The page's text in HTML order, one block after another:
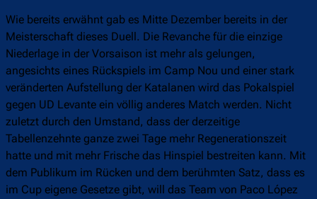
Wie bereits erwähnt gab es Mitte Dezember bereits in der
Meisterschaft dieses Duell. Die Revanche für die einzige
Niederlage in der Vorsaison ist mehr als gelungen,
angesichts eines Rückspiels im Camp Nou und einer stark
veränderten Aufstellung der Katalanen wird das Pokalspiel
gegen UD Levante ein völlig anderes Match werden. Nicht
zuletzt durch den Umstand, dass der derzeitige
Tabellenzehnte ganze zwei Tage mehr Regenerationszeit
hatte und mit mehr Frische das Hinspiel bestreiten kann. Mit
dem Publikum im Rücken und dem berühmten Satz, dass es
im Cup eigene Gesetze gibt, will das Team von Paco López